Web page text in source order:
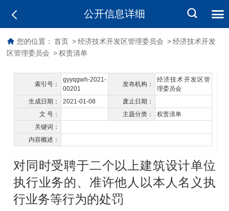
公开信息详细
您的位置： 首页 > 经济技术开发区管理委员会 > 经济技术开发
区管理委员会 > 权责清单
索引号：
gyyqgwh-2021-
00201
发布机构：
经济技术开发区管
理委员会
生成日期：
2021-01-08
废止日期：
文 号：
主题分类：
权责清单
关键词：
内容概述：
对同时受聘于二个以上建筑设计单位
执行业务的、准许他人以本人名义执
行业务等行为的处罚